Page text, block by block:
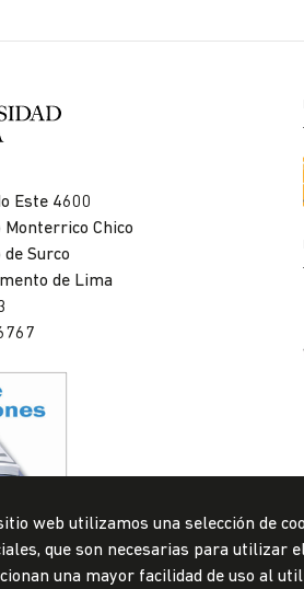
Este 4600
Monterrico Chico
Surco
de Lima
2024
web utilizamos una selección de
que son necesarias para utilizar
una mayor facilidad de uso al